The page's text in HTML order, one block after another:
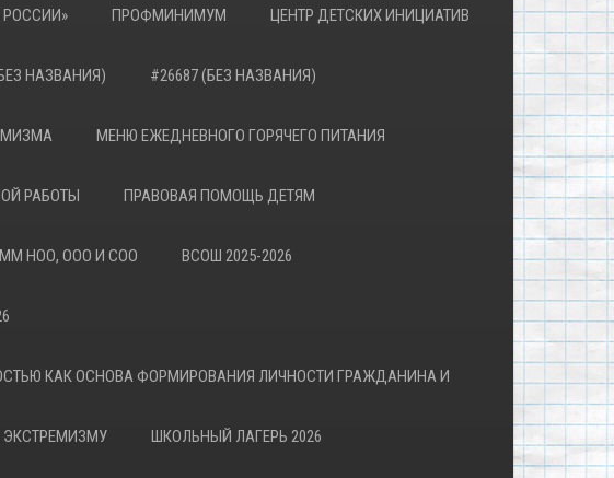
ПРОФМИНИМУМ ЦЕНТР ДЕТСКИХ ИНИЦИАТИВ
НАЗВАНИЯ) #26687 (БЕЗ НАЗВАНИЯ)
МЕНЮ ЕЖЕДНЕВНОГО ГОРЯЧЕГО ПИТАНИЯ
РАБОТЫ ПРАВОВАЯ ПОМОЩЬ ДЕТЯМ
НОО, ООО И СОО ВСОШ 2025-2026
КАК ОСНОВА ФОРМИРОВАНИЯ ЛИЧНОСТИ ГРАЖДАНИНА И
ЭКСТРЕМИЗМУ ШКОЛЬНЫЙ ЛАГЕРЬ 2026